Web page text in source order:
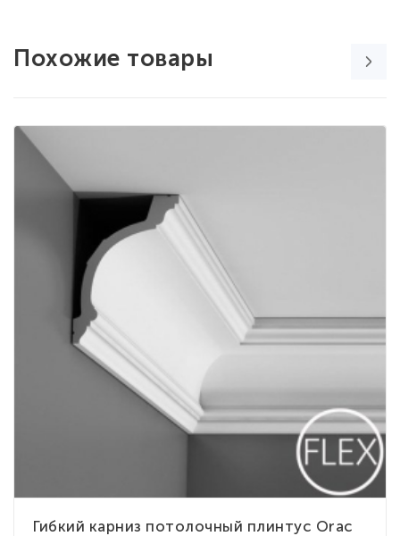
Похожие товары
Гибкий карниз потолочный плинтус Orac